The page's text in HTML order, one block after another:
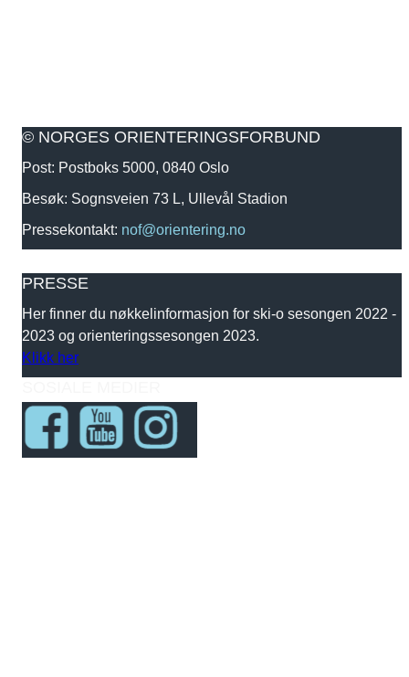
© NORGES ORIENTERINGSFORBUND
Post: Postboks 5000, 0840 Oslo
Besøk: Sognsveien 73 L, Ullevål Stadion
Pressekontakt: nof@orientering.no
PRESSE
Her finner du nøkkelinformasjon for ski-o sesongen 2022 -
2023 og orienteringssesongen 2023.
Klikk her